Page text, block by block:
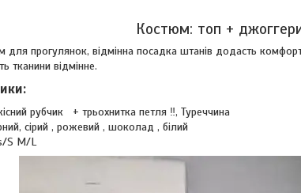
Костюм: топ +
для прогулянок, відмінна посадка штанів додасть
тканини відмінне.
рубчик + трьохнитка петля ‼️, Туреччина
сірий , рожевий , шоколад , білий
S M/L